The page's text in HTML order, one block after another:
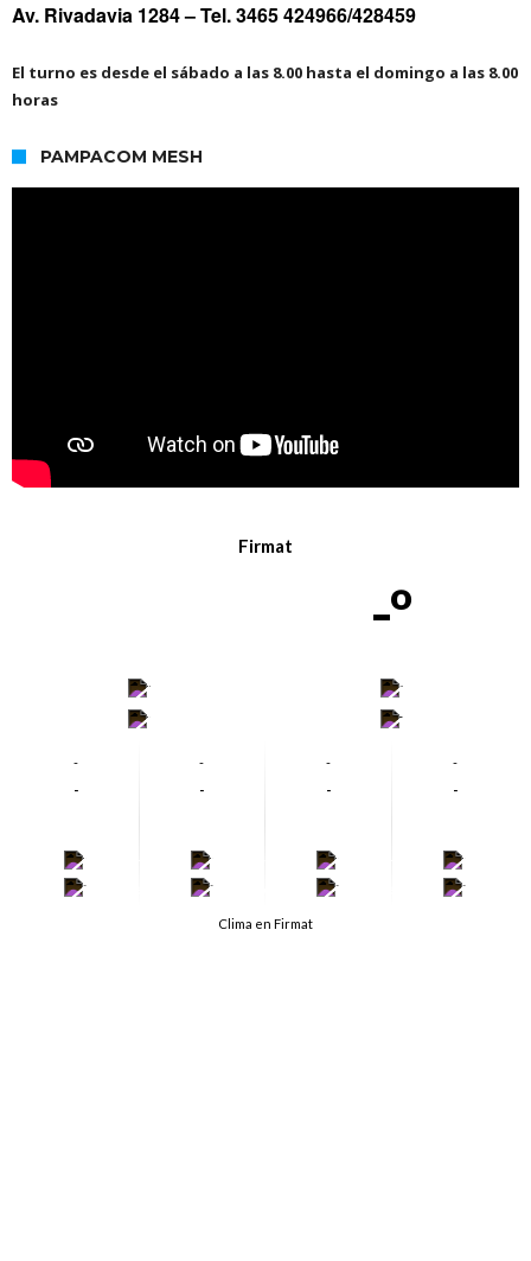
Av. Rivadavia 1284 –Tel. 3465 424966/428459
El turno es desde el sábado a las 8.00 hasta el domingo a las 8.00
horas
PAMPACOM MESH
Firmat
-º
-
-
-
-
-
-
-
-
-
-
-
-
-
-
-
-
-
-
-
-
Clima en Firmat